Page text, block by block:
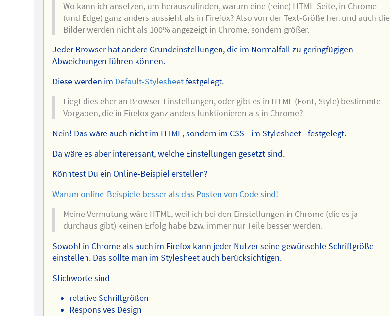
Wo kann ich ansetzen, um herauszufinden, warum eine (reine) HTML-Seite, in Chrome
(und Edge) ganz anders aussieht als in Firefox? Also von der Text-Größe her, und auch die
Bilder werden nicht als 100% angezeigt in Chrome, sondern größer.
Jeder Browser hat andere Grundeinstellungen, die im Normalfall zu geringfügigen
Abweichungen führen können.
Diese werden im Default-Stylesheetfestgelegt.
Liegt dies eher an Browser-Einstellungen, oder gibt es in HTML (Font, Style) bestimmte
Vorgaben, die in Firefox ganz anders funktionieren als in Chrome?
Nein! Das wäre auch nicht im HTML, sondern im CSS - im Stylesheet - festgelegt.
Da wäre es aber interessant, welche Einstellungen gesetzt sind.
Könntest Du ein Online-Beispiel erstellen?
Warum online-Beispiele besser als das Posten von Code sind!
Meine Vermutung wäre HTML, weil ich bei den Einstellungen in Chrome (die es ja
durchaus gibt) keinen Erfolg habe bzw. immer nur Teile besser werden.
Sowohl in Chrome als auch im Firefox kann jeder Nutzer seine gewünschte Schriftgröße
einstellen. Das sollte man im Stylesheet auch berücksichtigen.
Stichworte sind
relative Schriftgrößen
Responsives Design